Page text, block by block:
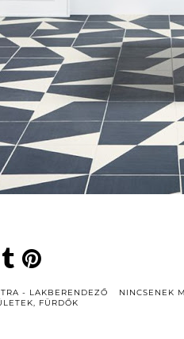
- LAKBERENDEZŐ
NINCSENEK
, FÜRDŐK